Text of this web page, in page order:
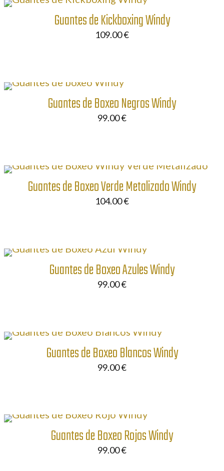
Guantes de Kickboxing Windy
109.00€
Guantes de Boxeo Negros Windy
99.00€
Guantes de Boxeo Verde Metalizado Windy
104.00€
Guantes de Boxeo Azules Windy
99.00€
Guantes de Boxeo Blancos Windy
99.00€
Guantes de Boxeo Rojos Windy
99.00€